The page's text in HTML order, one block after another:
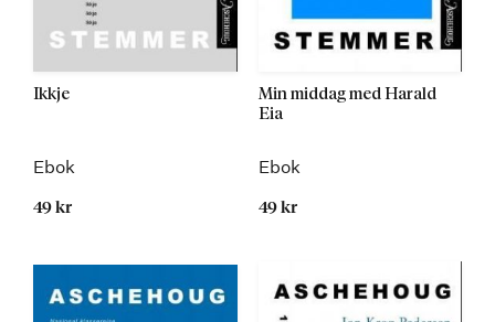
Ikkje
Ebok
49 kr
Min middag med Harald
Eia
Ebok
49 kr